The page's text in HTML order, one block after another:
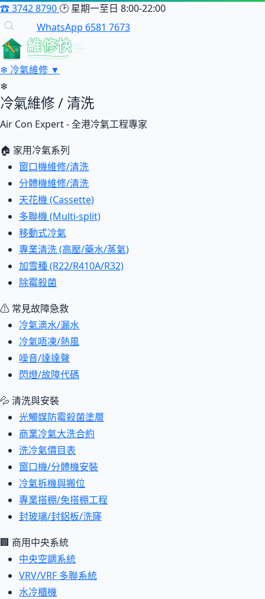
☎3742 8790 🕑 星期一至日 8:00-22:00
WhatsApp 6581 7673
維修快
❄ 冷氣維修 ▼
❄
冷氣維修 / 清洗
Air Con Expert - 全港冷氣工程專家
🏠 家用冷氣系列
窗口機維修/清洗
分體機維修/清洗
天花機 (Cassette)
多聯機 (Multi-split)
移動式冷氣
專業清洗 (高壓/藥水/蒸氣)
加雪種 (R22/R410A/R32)
除霉殺菌
⚠ 常見故障急救
冷氣滴水/漏水
冷氣唔凍/熱風
噪音/達達聲
閃燈/故障代碼
💦 清洗與安裝
光觸媒防霉殺菌塗層
商業冷氣大洗合約
洗冷氣價目表
窗口機/分體機安裝
冷氣拆機與搬位
專業搭棚/免搭棚工程
封玻璃/封鋁板/洗窿
🏢 商用中央系統
中央空調系統
VRV/VRF 多聯系統
水冷櫃機